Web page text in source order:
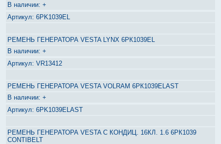
+
6PK1039EL
РЕМЕНЬ ГЕНЕРАТОРА VESTA LYNX 6РК1039EL
+
VR13412
РЕМЕНЬ ГЕНЕРАТОРА VESTA VOLRAM 6РК1039ELAST
+
6PK1039ELAST
РЕМЕНЬ ГЕНЕРАТОРА VESTA С КОНДИЦ. 16КЛ. 1.6 6РК1039
CONTIBELT